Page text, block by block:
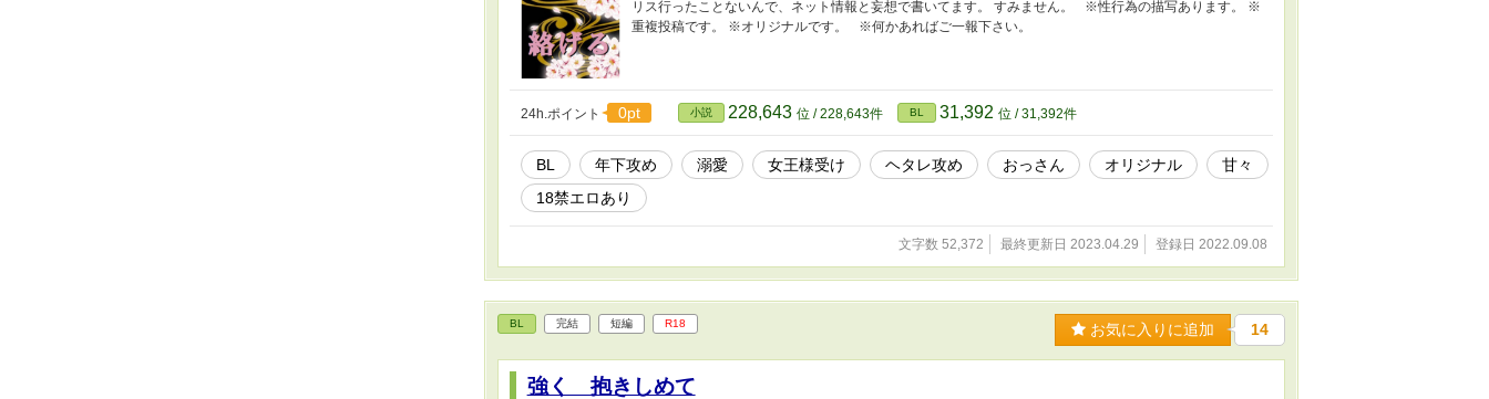
リス行ったことないんで、ネット情報と妄想で書いてます。 すみません。 ※性行為の描写あります。 ※
重複投稿です。 ※オリジナルです。 ※何かあればご一報下さい。
24h.ポイント 0pt 小説 228,643 位 / 228,643件 BL 31,392 位 / 31,392件
BL 年下攻め 溺愛 女王様受け ヘタレ攻め おっさん オリジナル
甘々
18禁エロあり
文字数 52,372 最終更新日 2023.04.29 登録日 2022.09.08
BL 完結 短編 R18 お気に入りに追加 14
強く 抱きしめて